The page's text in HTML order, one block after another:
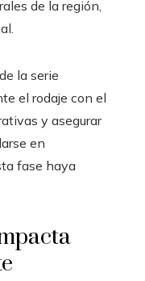
de la región,
la serie
el rodaje con el
y asegurar
en
fase haya